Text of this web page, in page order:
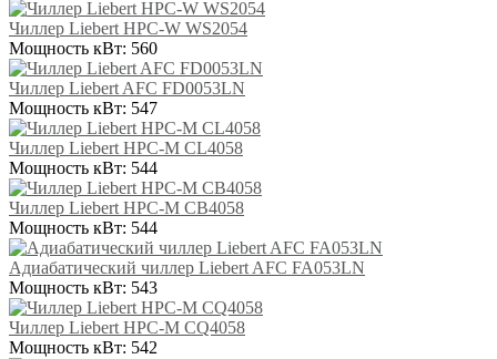
Чиллер Liebert HPC-W WS2054
Мощность кВт: 560
Чиллер Liebert AFC FD0053LN
Мощность кВт: 547
Чиллер Liebert HPC-M CL4058
Мощность кВт: 544
Чиллер Liebert HPC-M CB4058
Мощность кВт: 544
Адиабатический чиллер Liebert AFC FA053LN
Мощность кВт: 543
Чиллер Liebert HPC-M CQ4058
Мощность кВт: 542